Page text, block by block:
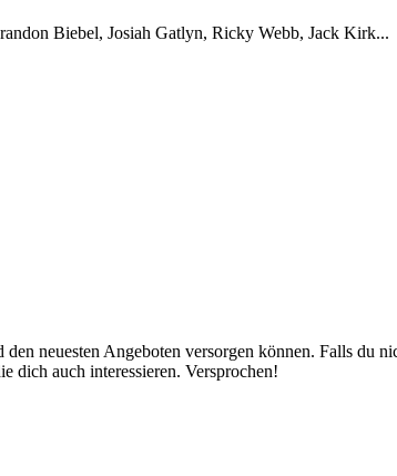
Biebel, Josiah Gatlyn, Ricky Webb, Jack Kirk...
neuesten Angeboten versorgen können. Falls du
dich auch interessieren. Versprochen!